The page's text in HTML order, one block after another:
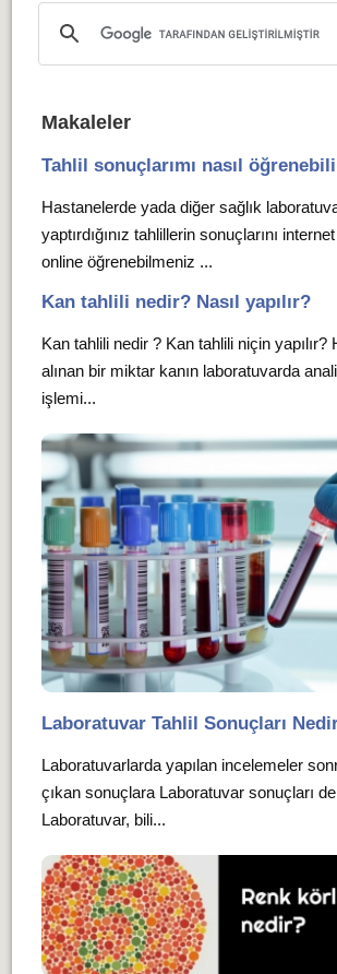
Makaleler
Tahlil sonuçlarımı nasıl
Hastanelerde yada diğer sağlık
yaptırdığınız tahlillerin sonuçlarını
online öğrenebilmeniz ...
Kan tahlili nedir? Nasıl yapılır?
Kan tahlili nedir ? Kan tahlili niçin yapılır?
alınan bir miktar kanın laboratuvarda
işlemi...
Laboratuvar Tahlil Sonuçları
Laboratuvarlarda yapılan incelemeler
çıkan sonuçlara Laboratuvar sonuçları
Laboratuvar, bili...